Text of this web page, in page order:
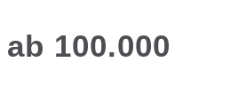
100.000